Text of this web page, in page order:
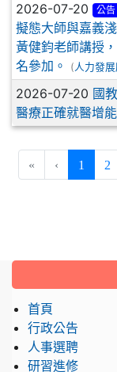
2026-07-20 公告
擬態大師與嘉義
黃健鈞老師講授
名參加。
( 人力發
2026-07-20 國
醫療正確就醫增
« ‹ 1 2
:::
首頁
行政公告
人事選聘
研習進修